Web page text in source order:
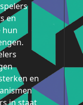
en
hun
en
in staat